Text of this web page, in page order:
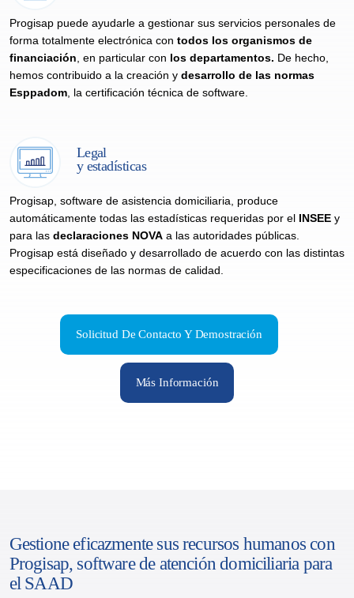
Progisap puede ayudarle a gestionar sus servicios personales de
forma totalmente electrónica con todos los organismos de
financiación, en particular con los departamentos. De hecho,
hemos contribuido a la creación y desarrollo de las normas
Esppadom, la certificación técnica de software.
Legal
y estadísticas
Progisap, software de asistencia domiciliaria, produce
automáticamente todas las estadísticas requeridas por el INSEEy
para las declaraciones NOVAa las autoridades públicas.
Progisap está diseñado y desarrollado de acuerdo con las distintas
especificaciones de las normas de calidad.
Solicitud De Contacto Y Demostración
Más Información
Gestione eficazmente sus recursos humanos con
Progisap, software de atención domiciliaria para
el SAAD